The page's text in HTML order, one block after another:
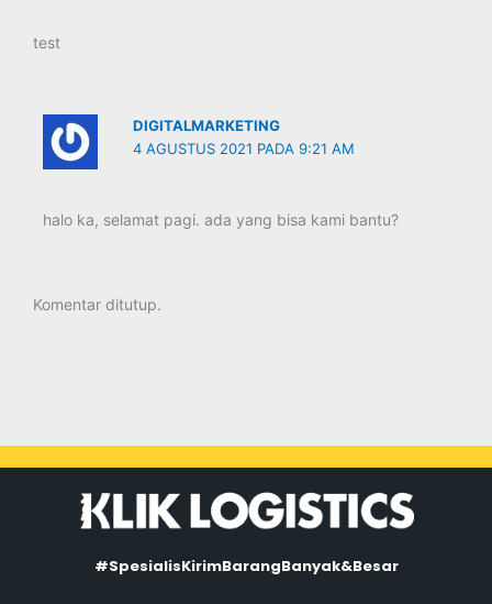
test
DIGITALMARKETING
4 AGUSTUS 2021 PADA 9:21 AM
halo ka, selamat pagi. ada yang bisa kami bantu?
Komentar ditutup.
#SpesialisKirimBarangBanyak&Besar